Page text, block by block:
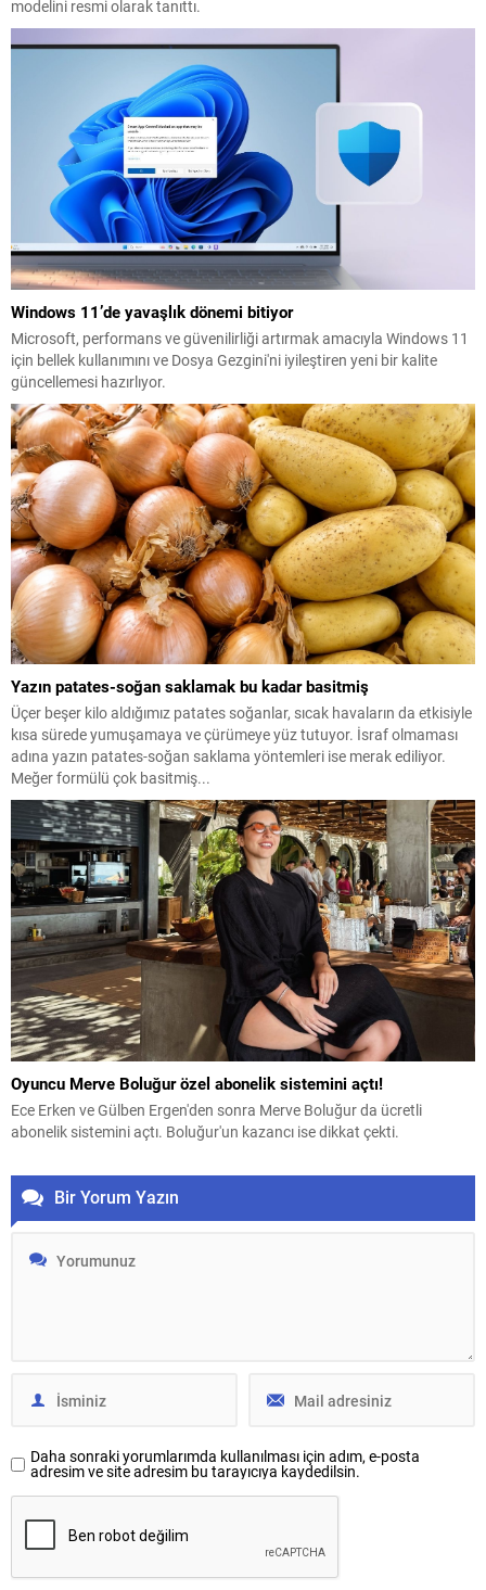
modelini resmi olarak tanıttı.
Windows 11’de yavaşlık dönemi bitiyor
Microsoft, performans ve güvenilirliği artırmak amacıyla Windows 11
için bellek kullanımını ve Dosya Gezgini'ni iyileştiren yeni bir kalite
güncellemesi hazırlıyor.
Yazın patates-soğan saklamak bu kadar basitmiş
Üçer beşer kilo aldığımız patates soğanlar, sıcak havaların da etkisiyle
kısa sürede yumuşamaya ve çürümeye yüz tutuyor. İsraf olmaması
adına yazın patates-soğan saklama yöntemleri ise merak ediliyor.
Meğer formülü çok basitmiş...
Oyuncu Merve Boluğur özel abonelik sistemini açtı!
Ece Erken ve Gülben Ergen'den sonra Merve Boluğur da ücretli
abonelik sistemini açtı. Boluğur'un kazancı ise dikkat çekti.
Bir Yorum Yazın
Daha sonraki yorumlarımda kullanılması için adım, e-posta
adresim ve site adresim bu tarayıcıya kaydedilsin.